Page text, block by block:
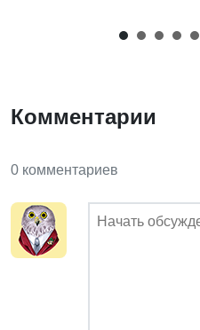
Комментарии
0 комментариев